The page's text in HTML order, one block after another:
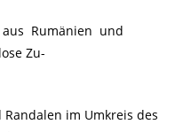
Rumänien und
Zu-
im Umkreis des